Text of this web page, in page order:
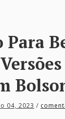
Para
04, 2023 /